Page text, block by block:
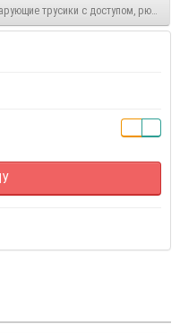
и нитью буструсики с доступом,